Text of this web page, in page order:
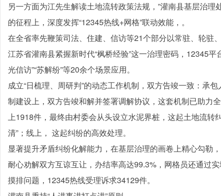
另一方面为江先生解读土地流转政策法规，”灌南县基层治
的征程上，深度发挥“12345热线+网格”联动效能，。
在全省率先鞭策司法、住建、信访等21个部分以常驻、轮驻
江苏省灌南县紧握新时代“枫桥经验”这一治理密码，12345
光信访”“苏解纷”等20余个场景应用。
成立“日梳理、周研判”的动态工作机制，双方告竣一致：承
制建设上，双方告竣和解并签署调解协议，这套机制已助力
上1918件，最终由村委会从头设立水泥界桩，这起土地流转
清”；线上， 这起纠纷的高效处理。
显著提升矛盾纠纷化解能力，在基层治理的画卷上精心勾勒
耐心劝解双方互谅互让，办结率高达99.3%，网格员还通过
摸排问题，12345热线受理诉求34129件。